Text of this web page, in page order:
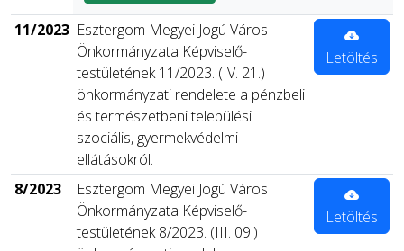
11/2023 Esztergom Megyei Jogú Város
Önkormányzata Képviselő-
testületének 11/2023. (IV. 21.)
önkormányzati rendelete a pénzbeli
és természetbeni települési
szociális, gyermekvédelmi
ellátásokról.
Letöltés
8/2023
Esztergom Megyei Jogú Város
Önkormányzata Képviselő-
testületének 8/2023. (III. 09.)
Letöltés